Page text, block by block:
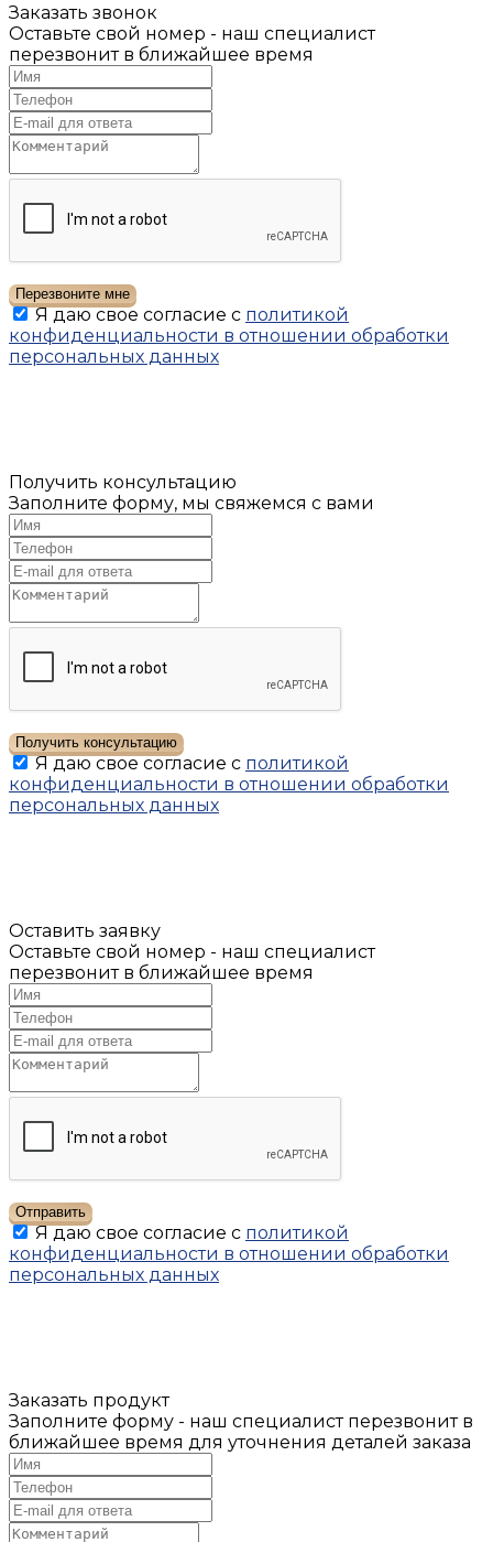
Заказать звонок
Оставьте свой номер - наш специалист
перезвонит в ближайшее время
Перезвоните мне
Я даю свое согласие с политикой
конфиденциальности в отношении обработки
персональных данных
Получить консультацию
Заполните форму, мы свяжемся с вами
Получить консультацию
Я даю свое согласие с политикой
конфиденциальности в отношении обработки
персональных данных
Оставить заявку
Оставьте свой номер - наш специалист
перезвонит в ближайшее время
Отправить
Я даю свое согласие с политикой
конфиденциальности в отношении обработки
персональных данных
Заказать продукт
Заполните форму - наш специалист перезвонит в
ближайшее время для уточнения деталей заказа